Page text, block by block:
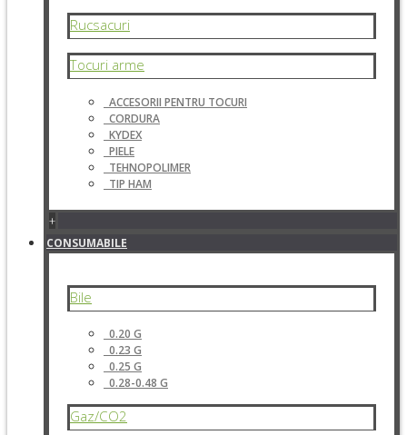
Rucsacuri
Tocuri arme
ACCESORII PENTRU TOCURI
CORDURA
KYDEX
PIELE
TEHNOPOLIMER
TIP HAM
+
CONSUMABILE
Bile
0.20 G
0.23 G
0.25 G
0.28-0.48 G
Gaz/CO2